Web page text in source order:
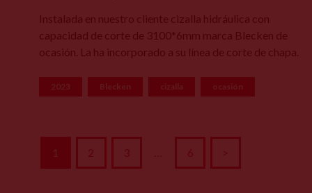
Instalada en nuestro cliente cizalla hidráulica con
capacidad de corte de 3100*6mm marca Blecken de
ocasión. La ha incorporado a su línea de corte de chapa.
2023 Blecken cizalla ocasión
Navegación
de
1 2 3 6 >